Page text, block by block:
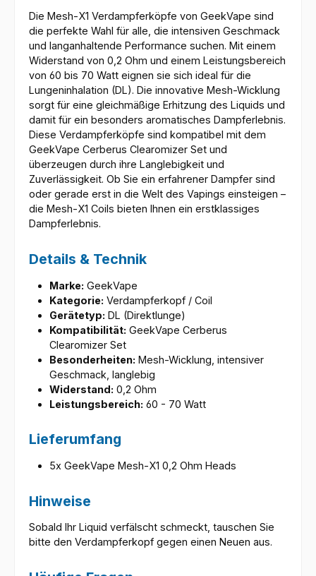
Die Mesh-X1 Verdampferköpfe von GeekVape sind
die perfekte Wahl für alle, die intensiven Geschmack
und langanhaltende Performance suchen. Mit einem
Widerstand von 0,2 Ohm und einem Leistungsbereich
von 60 bis 70 Watt eignen sie sich ideal für die
Lungeninhalation (DL). Die innovative Mesh-Wicklung
sorgt für eine gleichmäßige Erhitzung des Liquids und
damit für ein besonders aromatisches Dampferlebnis.
Diese Verdampferköpfe sind kompatibel mit dem
GeekVape Cerberus Clearomizer Set und
überzeugen durch ihre Langlebigkeit und
Zuverlässigkeit. Ob Sie ein erfahrener Dampfer sind
oder gerade erst in die Welt des Vapings einsteigen –
die Mesh-X1 Coils bieten Ihnen ein erstklassiges
Dampferlebnis.
Details & Technik
Marke: GeekVape
Kategorie: Verdampferkopf / Coil
Gerätetyp: DL (Direktlunge)
Kompatibilität: GeekVape Cerberus
Clearomizer Set
Besonderheiten: Mesh-Wicklung, intensiver
Geschmack, langlebig
Widerstand: 0,2 Ohm
Leistungsbereich: 60 - 70 Watt
Lieferumfang
5x GeekVape Mesh-X1 0,2 Ohm Heads
Hinweise
Sobald Ihr Liquid verfälscht schmeckt, tauschen Sie
bitte den Verdampferkopf gegen einen Neuen aus.